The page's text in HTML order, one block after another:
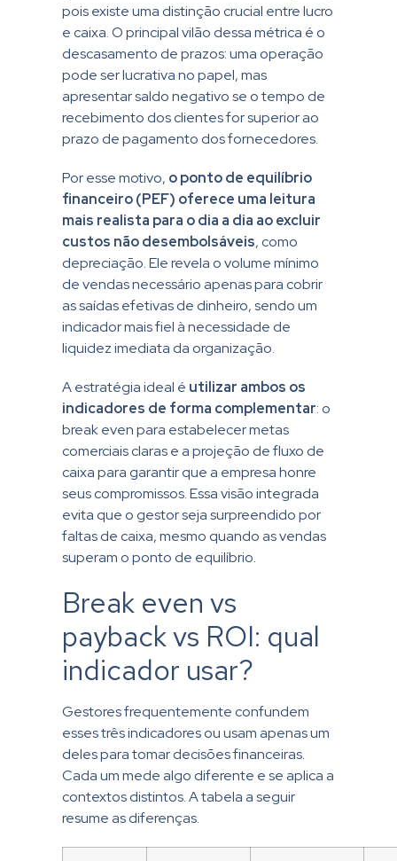
pois existe uma distinção crucial entre lucro
e caixa. O principal vilão dessa métrica é o
descasamento de prazos: uma operação
pode ser lucrativa no papel, mas
apresentar saldo negativo se o tempo de
recebimento dos clientes for superior ao
prazo de pagamento dos fornecedores.
Por esse motivo, o ponto de equilíbrio
financeiro (PEF) oferece uma leitura
mais realista para o dia a dia ao excluir
custos não desembolsáveis, como
depreciação. Ele revela o volume mínimo
de vendas necessário apenas para cobrir
as saídas efetivas de dinheiro, sendo um
indicador mais fiel à necessidade de
liquidez imediata da organização.
A estratégia ideal é utilizar ambos os
indicadores de forma complementar: o
break even para estabelecer metas
comerciais claras e a projeção de fluxo de
caixa para garantir que a empresa honre
seus compromissos. Essa visão integrada
evita que o gestor seja surpreendido por
faltas de caixa, mesmo quando as vendas
superam o ponto de equilíbrio.
Break even vs
payback vs ROI: qual
indicador usar?
Gestores frequentemente confundem
esses três indicadores ou usam apenas um
deles para tomar decisões financeiras.
Cada um mede algo diferente e se aplica a
contextos distintos. A tabela a seguir
resume as diferenças.